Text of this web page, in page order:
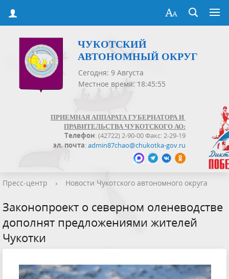
ЧУКОТСКИЙ
АВТОНОМНЫЙ ОКРУГ
Сегодня: 9 Августа
Местное время: 18:45:55
ПРИЕМНАЯ АППАРАТА ГУБЕРНАТОРА И
ПРАВИТЕЛЬСТВА ЧУКОТСКОГО АО:
Телефон: (42722) 2-90-00 Факс: 2-29-19
эл. почта:admin87chao@chukotka-gov.ru
Пресс-центр › Новости Чукотского автономного округа
Законопроект о северном оленеводстве
дополнят предложениями жителей
Чукотки